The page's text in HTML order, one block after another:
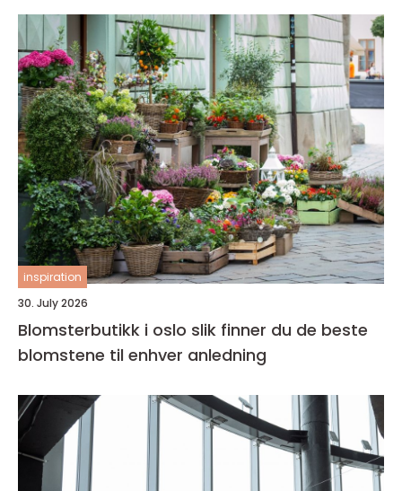
inspiration
30. July 2026
Blomsterbutikk i oslo slik finner du de beste
blomstene til enhver anledning